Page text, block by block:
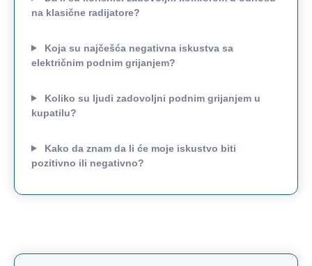
na klasične radijatore?
Koja su najčešća negativna iskustva sa
električnim podnim grijanjem?
Koliko su ljudi zadovoljni podnim grijanjem u
kupatilu?
Kako da znam da li će moje iskustvo biti
pozitivno ili negativno?